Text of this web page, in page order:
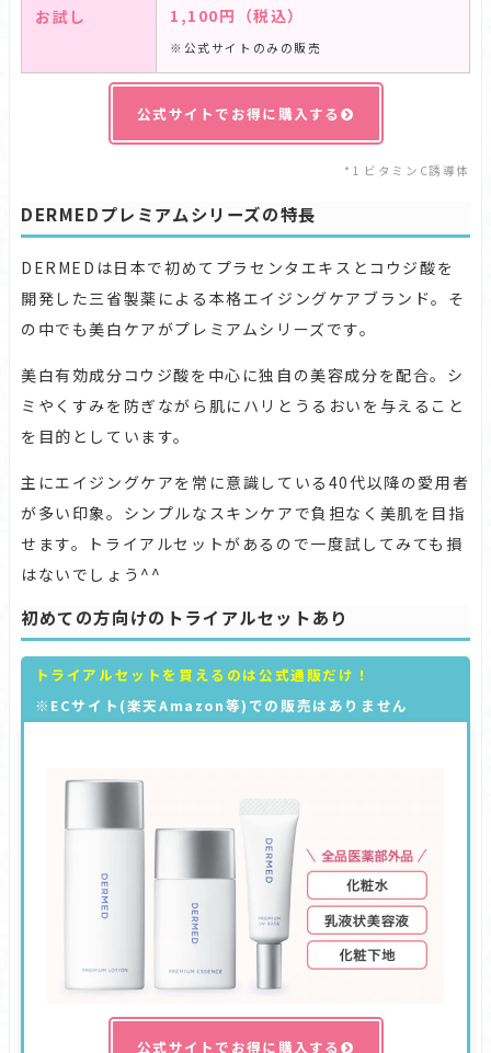
お試し
1,100円 （税込）
※公式サイトのみの販売
公式サイトでお得に購入する
*1 ビタミンC誘導体
DERMEDプレミアムシリーズの特長
DERMEDは日本で初めてプラセンタエキスとコウジ酸を
開発した三省製薬による本格エイジングケアブランド。そ
の中でも美白ケアがプレミアムシリーズです。
美白有効成分コウジ酸を中心に独自の美容成分を配合。シ
ミやくすみを防ぎながら肌にハリとうるおいを与えること
を目的としています。
主にエイジングケアを常に意識している40代以降の愛用者
が多い印象。シンプルなスキンケアで負担なく美肌を目指
せます。トライアルセットがあるので一度試してみても損
はないでしょう^^
初めての方向けのトライアルセットあり
トライアルセットを買えるのは公式通販だけ！
※ECサイト(楽天Amazon等)での販売はありません
公式サイトでお得に購入する